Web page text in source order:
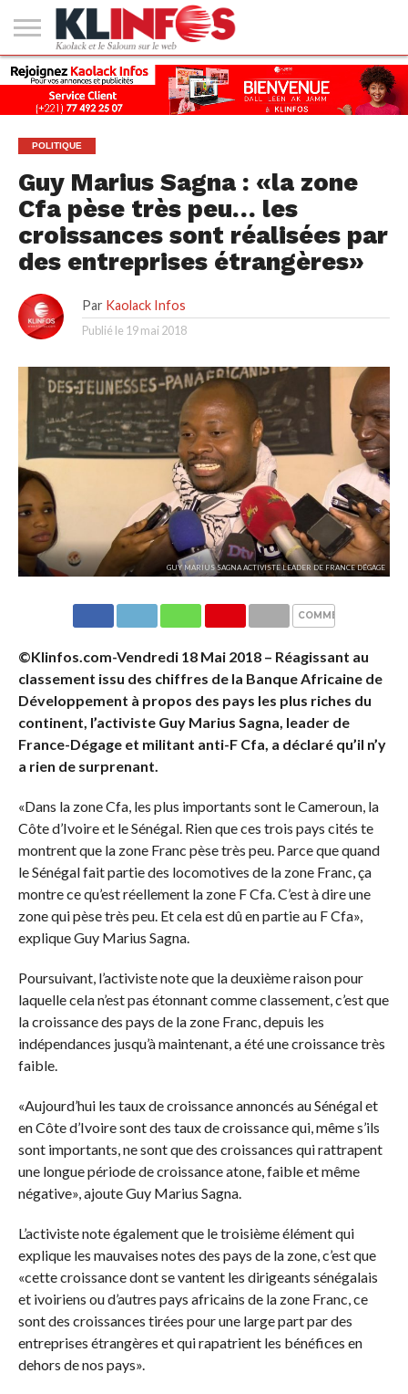
#2
(PAS
DE
TITRE)
KAOLACK
POLITIQUE
ECONOMIE
SOCIÉTÉ
CULTURE
PEOPLE
SPORT
SANTÉ
AFRIQUE
INTERNATIONAL
EMPLOI &
FORMATION
POLITIQUE
Guy Marius Sagna : «la zone
Cfa pèse très peu… les
croissances sont réalisées par
des entreprises étrangères»
Par Kaolack Infos
Publié le 19 mai 2018
GUY MARIUS SAGNA ACTIVISTE LEADER DE FRANCE DÉGAGE
COMMENTAIRES
©Klinfos.com-Vendredi 18 Mai 2018 – Réagissant au
classement issu des chiffres de la Banque Africaine de
Développement à propos des pays les plus riches du
continent, l’activiste Guy Marius Sagna, leader de
France-Dégage et militant anti-F Cfa, a déclaré qu’il n’y
a rien de surprenant.
«Dans la zone Cfa, les plus importants sont le Cameroun, la
Côte d’Ivoire et le Sénégal. Rien que ces trois pays cités te
montrent que la zone Franc pèse très peu. Parce que quand
le Sénégal fait partie des locomotives de la zone Franc, ça
montre ce qu’est réellement la zone F Cfa. C’est à dire une
zone qui pèse très peu. Et cela est dû en partie au F Cfa»,
explique Guy Marius Sagna.
Poursuivant, l’activiste note que la deuxième raison pour
laquelle cela n’est pas étonnant comme classement, c’est que
la croissance des pays de la zone Franc, depuis les
indépendances jusqu’à maintenant, a été une croissance très
faible.
«Aujourd’hui les taux de croissance annoncés au Sénégal et
en Côte d’Ivoire sont des taux de croissance qui, même s’ils
sont importants, ne sont que des croissances qui rattrapent
une longue période de croissance atone, faible et même
négative», ajoute Guy Marius Sagna.
L’activiste note également que le troisième élément qui
explique les mauvaises notes des pays de la zone, c’est que
«cette croissance dont se vantent les dirigeants sénégalais
et ivoiriens ou d’autres pays africains de la zone Franc, ce
sont des croissances tirées pour une large part par des
entreprises étrangères et qui rapatrient les bénéfices en
dehors de nos pays».